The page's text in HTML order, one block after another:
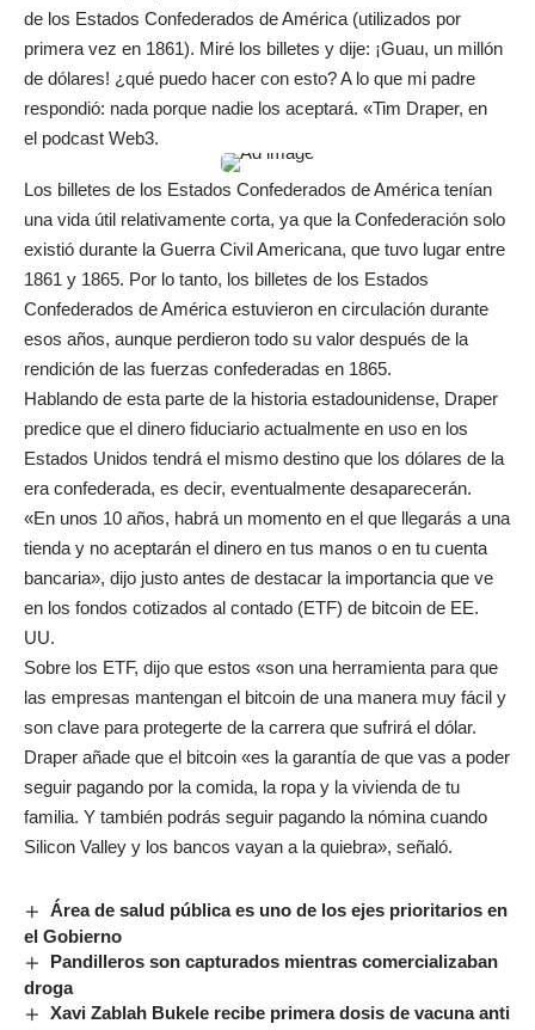
de los Estados Confederados de América (utilizados por
primera vez en 1861). Miré los billetes y dije: ¡Guau, un millón
de dólares! ¿qué puedo hacer con esto? A lo que mi padre
respondió: nada porque nadie los aceptará. «Tim Draper, en
el podcast Web3.
Los billetes de los Estados Confederados de América tenían
una vida útil relativamente corta, ya que la Confederación solo
existió durante la Guerra Civil Americana, que tuvo lugar entre
1861 y 1865. Por lo tanto, los billetes de los Estados
Confederados de América estuvieron en circulación durante
esos años, aunque perdieron todo su valor después de la
rendición de las fuerzas confederadas en 1865.
Hablando de esta parte de la historia estadounidense, Draper
predice que el dinero fiduciario actualmente en uso en los
Estados Unidos tendrá el mismo destino que los dólares de la
era confederada, es decir, eventualmente desaparecerán.
«En unos 10 años, habrá un momento en el que llegarás a una
tienda y no aceptarán el dinero en tus manos o en tu cuenta
bancaria», dijo justo antes de destacar la importancia que ve
en los fondos cotizados al contado (ETF) de bitcoin de EE.
UU.
Sobre los ETF, dijo que estos «son una herramienta para que
las empresas mantengan el bitcoin de una manera muy fácil y
son clave para protegerte de la carrera que sufrirá el dólar.
Draper añade que el bitcoin «es la garantía de que vas a poder
seguir pagando por la comida, la ropa y la vivienda de tu
familia. Y también podrás seguir pagando la nómina cuando
Silicon Valley y los bancos vayan a la quiebra», señaló.
Área de salud pública es uno de los ejes prioritarios en
el Gobierno
Pandilleros son capturados mientras comercializaban
droga
Xavi Zablah Bukele recibe primera dosis de vacuna anti